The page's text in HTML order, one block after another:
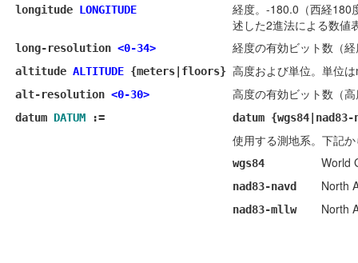
longitude LONGITUDE
経度。-180.0（西経180
述した2進法による数値
long-resolution <0-34> 経度の有効ビット数（
altitude ALTITUDE {meters|floors} 高度および単位。単位
alt-resolution <0-30> 高度の有効ビット数（
datum DATUM := datum
使用する測地系。下記
wgs84 World
nad83-navd North
nad83-mllw North